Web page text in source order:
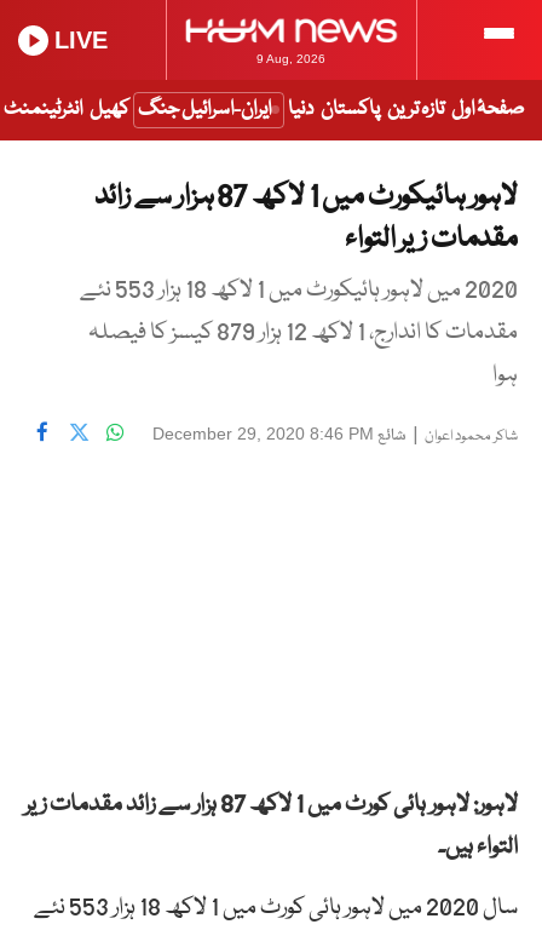
9 Aug, 2026
LIVE
صفحۂ اول تازہ ترین پاکستان دنیا ایران-اسرائیل جنگ کھیل انٹرٹینمنٹ
لاہور ہائیکورٹ میں 1 لاکھ 87 ہزار سے زائد
مقدمات زیر التواء
2020 میں لاہور ہائیکورٹ میں 1 لاکھ 18 ہزار 553 نئے
مقدمات کا اندارج، 1 لاکھ 12 ہزار 879 کیسز کا فیصلہ
ہوا
شاکر محمود اعوان | شائع December 29, 2020 8:46 PM
لاہور: لاہور ہائی کورٹ میں 1 لاکھ 87 ہزار سے زائد مقدمات زیر
التواء ہیں۔
سال 2020 میں لاہور ہائی کورٹ میں 1 لاکھ 18 ہزار 553 نئے